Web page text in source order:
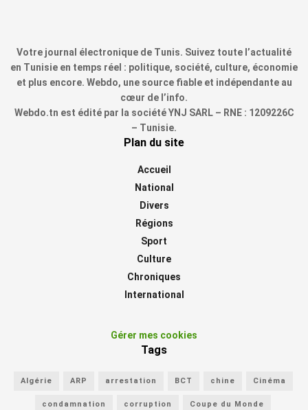
Votre journal électronique de Tunis. Suivez toute l’actualité
en Tunisie en temps réel : politique, société, culture, économie
et plus encore. Webdo, une source fiable et indépendante au
cœur de l’info.
Webdo.tn est édité par la société YNJ SARL – RNE : 1209226C
– Tunisie.
Plan du site
Accueil
National
Divers
Régions
Sport
Culture
Chroniques
International
Gérer mes cookies
Tags
Algérie ARP arrestation BCT chine Cinéma
condamnation corruption Coupe du Monde